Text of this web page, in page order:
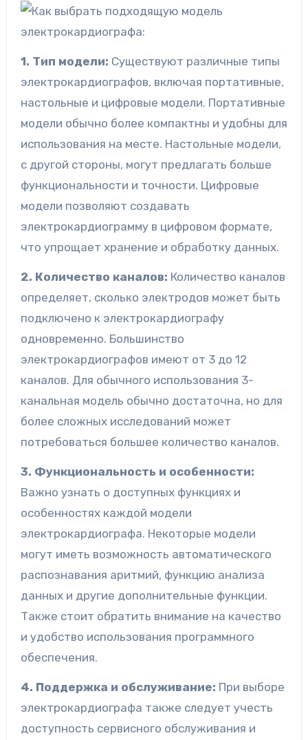
1. Тип модели: Существуют различные типы
электрокардиографов, включая портативные,
настольные и цифровые модели. Портативные
модели обычно более компактны и удобны для
использования на месте. Настольные модели,
с другой стороны, могут предлагать больше
функциональности и точности. Цифровые
модели позволяют создавать
электрокардиограмму в цифровом формате,
что упрощает хранение и обработку данных.
2. Количество каналов: Количество каналов
определяет, сколько электродов может быть
подключено к электрокардиографу
одновременно. Большинство
электрокардиографов имеют от 3 до 12
каналов. Для обычного использования 3-
канальная модель обычно достаточна, но для
более сложных исследований может
потребоваться большее количество каналов.
3. Функциональность и особенности:
Важно узнать о доступных функциях и
особенностях каждой модели
электрокардиографа. Некоторые модели
могут иметь возможность автоматического
распознавания аритмий, функцию анализа
данных и другие дополнительные функции.
Также стоит обратить внимание на качество
и удобство использования программного
обеспечения.
4. Поддержка и обслуживание: При выборе
электрокардиографа также следует учесть
доступность сервисного обслуживания и